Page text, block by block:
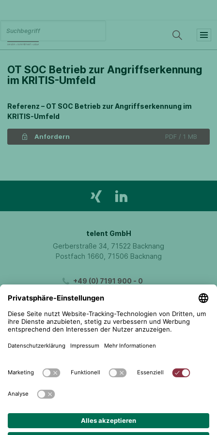
OT SOC Betrieb zur Angriffserkennung
im KRITIS-Umfeld
Referenz – OT SOC Betrieb zur Angriffserkennung im
KRITIS-Umfeld
Anfordern PDF / 1 MB
telent GmbH
Gerberstraße 34, 71522 Backnang
Postfach 1660, 71506 Backnang
+49 (0) 7191 900 - 0
Kontakt aufnehmen
© 2026 telent GmbH. Alle Rechte vorbehalten.